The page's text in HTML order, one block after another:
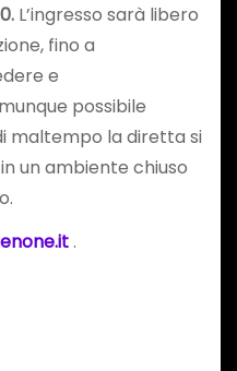
L’ingresso sarà libero
fino a
e
possibile
maltempo la diretta si
un ambiente chiuso
.